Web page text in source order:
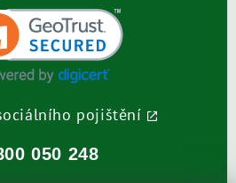
pojištění
050 248